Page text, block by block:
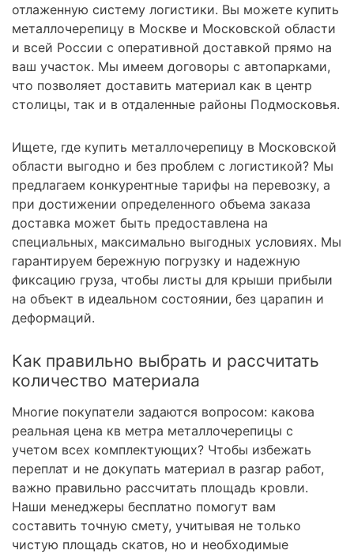
отлаженную систему логистики. Вы можете купить
металлочерепицу в Москве и Московской области
и всей России с оперативной доставкой прямо на
ваш участок. Мы имеем договоры с автопарками,
что позволяет доставить материал как в центр
столицы, так и в отдаленные районы Подмосковья.
Ищете, где купить металлочерепицу в Московской
области выгодно и без проблем с логистикой? Мы
предлагаем конкурентные тарифы на перевозку, а
при достижении определенного объема заказа
доставка может быть предоставлена на
специальных, максимально выгодных условиях. Мы
гарантируем бережную погрузку и надежную
фиксацию груза, чтобы листы для крыши прибыли
на объект в идеальном состоянии, без царапин и
деформаций.
Как правильно выбрать и рассчитать
количество материала
Многие покупатели задаются вопросом: какова
реальная цена кв метра металлочерепицы с
учетом всех комплектующих? Чтобы избежать
переплат и не докупать материал в разгар работ,
важно правильно рассчитать площадь кровли.
Наши менеджеры бесплатно помогут вам
составить точную смету, учитывая не только
чистую площадь скатов, но и необходимые